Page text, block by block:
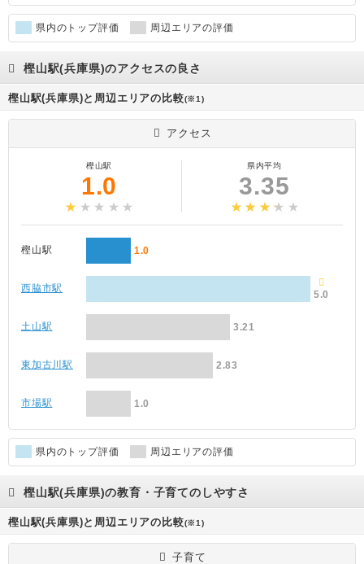
県内のトップ評価 周辺エリアの評価
樫山駅(兵庫県)のアクセスの良さ
樫山駅(兵庫県)と周辺エリアの比較(※1)
アクセス
樫山駅
1.0
県内平均
3.35
樫山駅 1.0
西脇市駅
5.0
土山駅 3.21
東加古川駅 2.83
市場駅 1.0
県内のトップ評価 周辺エリアの評価
樫山駅(兵庫県)の教育・子育てのしやすさ
樫山駅(兵庫県)と周辺エリアの比較(※1)
子育て